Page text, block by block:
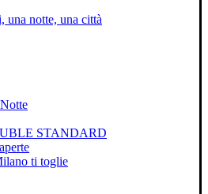
una notte, una città
STANDARD
ti toglie